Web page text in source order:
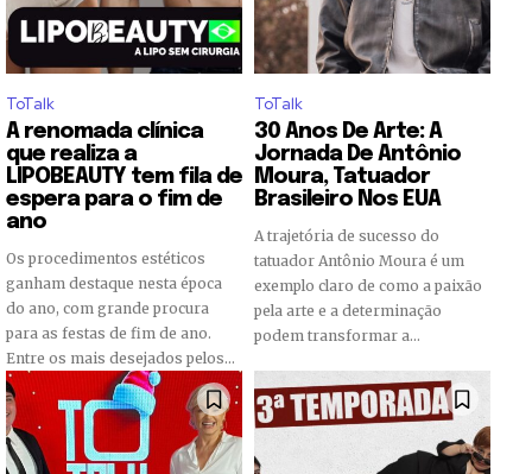
ToTalk
A renomada clínica
que realiza a
LIPOBEAUTY tem fila de
espera para o fim de
ano
Os procedimentos estéticos
ganham destaque nesta época
do ano, com grande procura
para as festas de fim de ano.
Entre os mais desejados pelos...
ToTalk
30 Anos De Arte: A
Jornada De Antônio
Moura, Tatuador
Brasileiro Nos EUA
A trajetória de sucesso do
tatuador Antônio Moura é um
exemplo claro de como a paixão
pela arte e a determinação
podem transformar a...